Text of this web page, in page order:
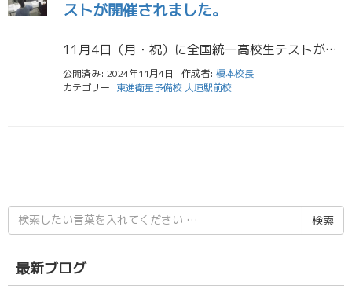
ストが開催されました。
11月4日（月・祝）に全国統一高校生テストが開催されました。当日は、70人以上の高3生が集まり、一生懸命テストに挑戦しました。また、高1・2生も、部活や他の模試で忙しい中にもかかわらず、多くの生徒が参加してくれました。皆 […]
公開済み: 2024年11月4日 作成者: 榎本校長
カテゴリー: 東進衛星予備校 大垣駅前校
検
索
結
果:
最新ブログ